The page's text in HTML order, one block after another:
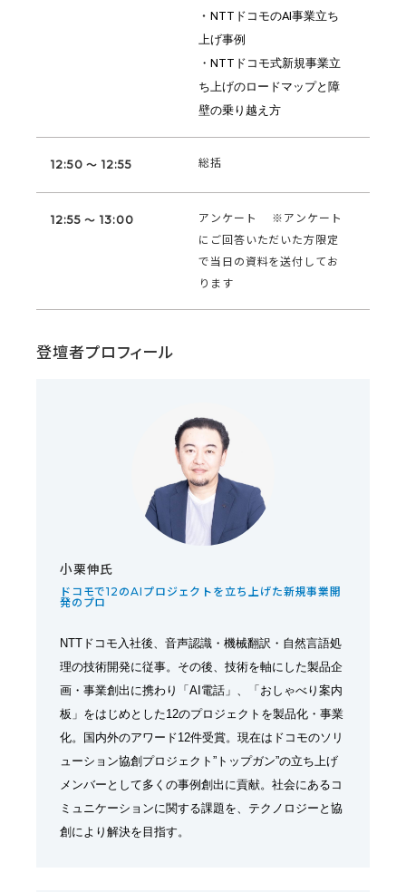
・ NTTドコモのAI事業立ち
上げ事例
・NTTドコモ式新規事業立
ち上げのロードマップと障
壁の乗り越え方
12:50 ～ 12:55 総括
12:55 ～ 13:00
アンケート ※アンケート
にご回答いただいた方限定
で当日の資料を送付してお
ります
登壇者プロフィール
小栗伸氏
ドコモで12のAIプロジェクトを立ち上げた新規事業開
発のプロ
NTTドコモ入社後、音声認識・機械翻訳・自然言語処
理の技術開発に従事。その後、技術を軸にした製品企
画・事業創出に携わり「AI電話」、「おしゃべり案内
板」をはじめとした12のプロジェクトを製品化・事業
化。国内外のアワード12件受賞。現在はドコモのソリ
ューション協創プロジェクト”トップガン”の立ち上げ
メンバーとして多くの事例創出に貢献。社会にあるコ
ミュニケーションに関する課題を、テクノロジーと協
創により解決を目指す。